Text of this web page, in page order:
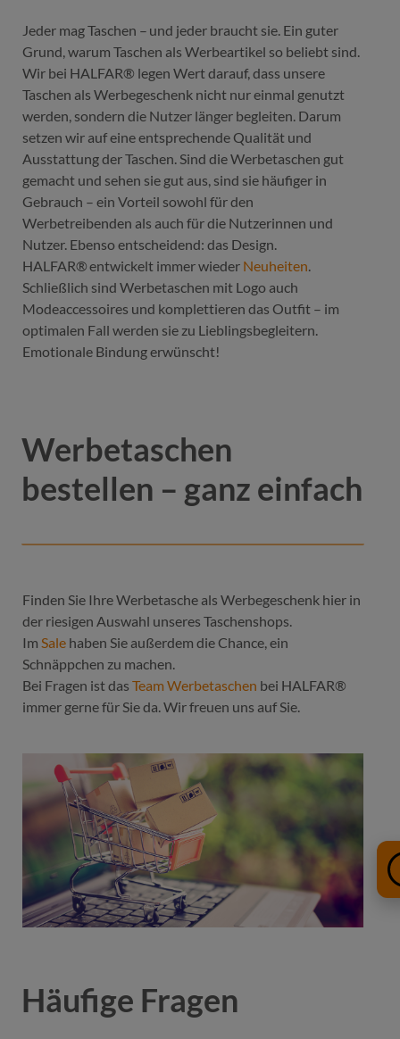
Jeder mag Taschen – und jeder braucht sie. Ein guter
Grund, warum Taschen als Werbeartikel so beliebt sind.
Wir bei HALFAR® legen Wert darauf, dass unsere
Taschen als Werbegeschenk nicht nur einmal genutzt
werden, sondern die Nutzer länger begleiten. Darum
setzen wir auf eine entsprechende Qualität und
Ausstattung der Taschen. Sind die Werbetaschen gut
gemacht und sehen sie gut aus, sind sie häufiger in
Gebrauch – ein Vorteil sowohl für den
Werbetreibenden als auch für die Nutzerinnen und
Nutzer. Ebenso entscheidend: das Design.
HALFAR® entwickelt immer wieder Neuheiten
Schließlich sind Werbetaschen mit Logo auch
Modeaccessoires und komplettieren das Outfit – im
optimalen Fall werden sie zu Lieblingsbegleitern.
Emotionale Bindung erwünscht!
Werbetaschen
bestellen – ganz einfach
Finden Sie Ihre Werbetasche als Werbegeschenk hier in
der riesigen Auswahl unseres Taschenshops.
Im Sale haben Sie außerdem die Chance, ein
Schnäppchen zu machen.
Bei Fragen ist das Team Werbetaschen bei HALFAR®
immer gerne für Sie da. Wir freuen uns auf Sie.
Häufige Fragen